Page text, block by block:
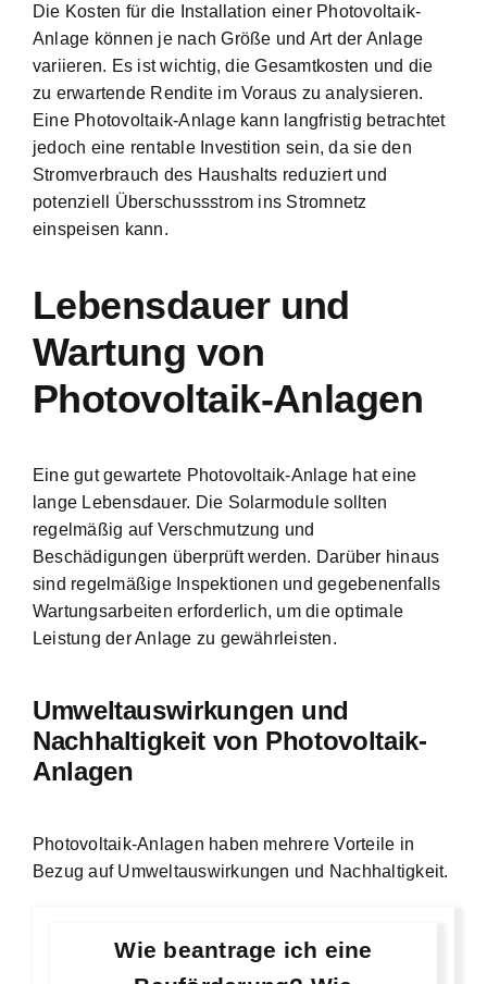
Die Kosten für die Installation einer Photovoltaik-
Anlage können je nach Größe und Art der Anlage
variieren. Es ist wichtig, die Gesamtkosten und die
zu erwartende Rendite im Voraus zu analysieren.
Eine Photovoltaik-Anlage kann langfristig betrachtet
jedoch eine rentable Investition sein, da sie den
Stromverbrauch des Haushalts reduziert und
potenziell Überschussstrom ins Stromnetz
einspeisen kann.
Lebensdauer und
Wartung von
Photovoltaik-Anlagen
Eine gut gewartete Photovoltaik-Anlage hat eine
lange Lebensdauer. Die Solarmodule sollten
regelmäßig auf Verschmutzung und
Beschädigungen überprüft werden. Darüber hinaus
sind regelmäßige Inspektionen und gegebenenfalls
Wartungsarbeiten erforderlich, um die optimale
Leistung der Anlage zu gewährleisten.
Umweltauswirkungen und
Nachhaltigkeit von Photovoltaik-
Anlagen
Photovoltaik-Anlagen haben mehrere Vorteile in
Bezug auf Umweltauswirkungen und Nachhaltigkeit.
Wie beantrage ich eine